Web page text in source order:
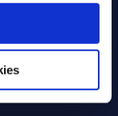
leren nog
we
quizzen,
kun je altijd